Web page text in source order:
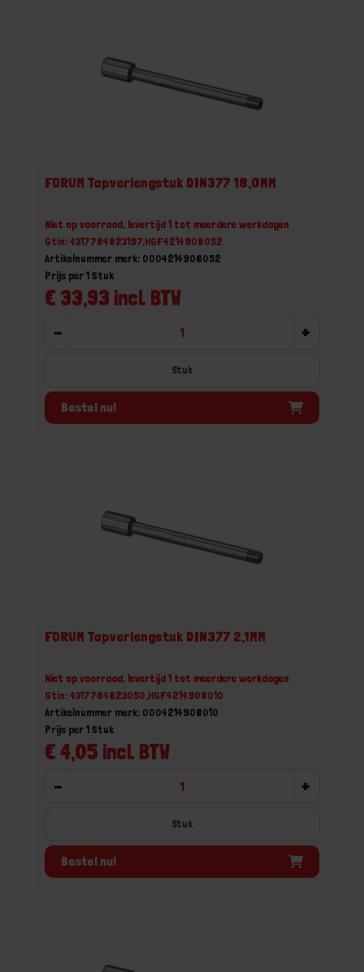
FORUM Tapverlengstuk DIN377 18,0MM
Niet op voorraad, levertijd 1 tot meerdere werkdagen
Gtin: 4317784823197,HGF4214908052
Artikelnummer merk: 0004214908052
€ 33,93 incl. BTW
Prijs per 1 Stuk
- +
Stuk
Bestel nu!
FORUM Tapverlengstuk DIN377 2,1MM
Niet op voorraad, levertijd 1 tot meerdere werkdagen
Gtin: 4317784823050,HGF4214908010
Artikelnummer merk: 0004214908010
€ 4,05 incl. BTW
Prijs per 1 Stuk
- +
Stuk
Bestel nu!